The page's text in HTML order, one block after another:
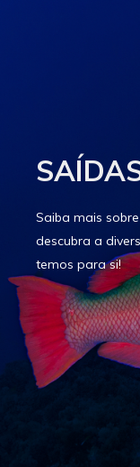
Saiba mais
descubra a
temos para si!